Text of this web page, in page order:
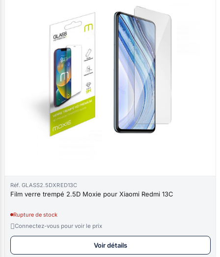
Réf. GLASS2.5DXRED13C
Film verre trempé 2.5D Moxie pour Xiaomi Redmi 13C
Rupture de stock
Connectez-vous pour voir le prix
Voir détails